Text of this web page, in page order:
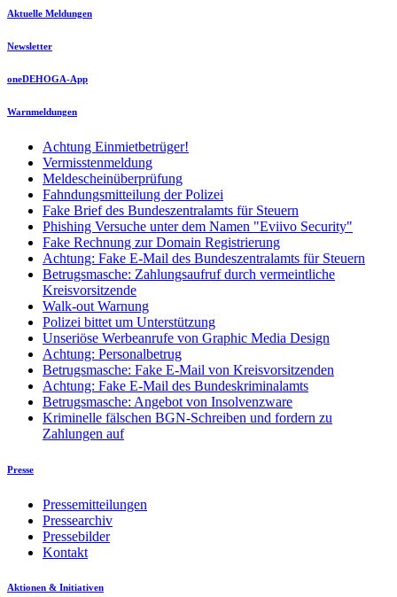
Aktuelle Meldungen
Newsletter
oneDEHOGA-App
Warnmeldungen
Achtung Einmietbetrüger!
Vermisstenmeldung
Meldescheinüberprüfung
Fahndungsmitteilung der Polizei
Fake Brief des Bundeszentralamts für Steuern
Phishing Versuche unter dem Namen "Eviivo Security"
Fake Rechnung zur Domain Registrierung
Achtung: Fake E-Mail des Bundeszentralamts für Steuern
Betrugsmasche: Zahlungsaufruf durch vermeintliche
Kreisvorsitzende
Walk-out Warnung
Polizei bittet um Unterstützung
Unseriöse Werbeanrufe von Graphic Media Design
Achtung: Personalbetrug
Betrugsmasche: Fake E-Mail von Kreisvorsitzenden
Achtung: Fake E-Mail des Bundeskriminalamts
Betrugsmasche: Angebot von Insolvenzware
Kriminelle fälschen BGN-Schreiben und fordern zu
Zahlungen auf
Presse
Pressemitteilungen
Pressearchiv
Pressebilder
Kontakt
Aktionen & Initiativen